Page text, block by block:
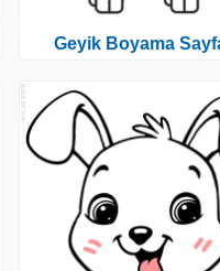
Geyik Boyama